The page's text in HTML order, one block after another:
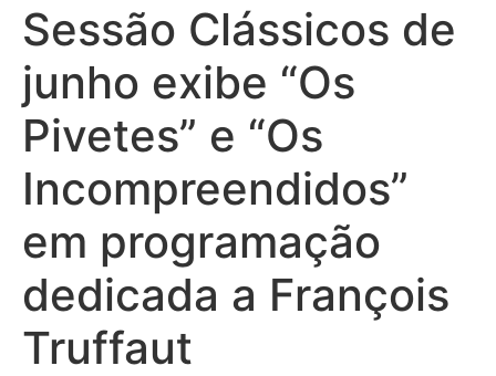
Sessão Clássicos de
junho exibe “Os
Pivetes” e “Os
Incompreendidos”
em programação
dedicada a François
Truffaut